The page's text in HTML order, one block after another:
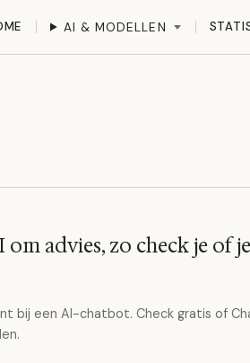
AI & MODELLEN
advies, zo check je of je
bij een AI-chatbot. Check gratis of